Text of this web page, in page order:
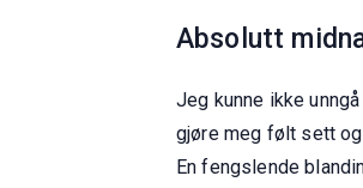
Absolutt
Jeg kunne ikke
gjøre meg følt sett
En fengslende